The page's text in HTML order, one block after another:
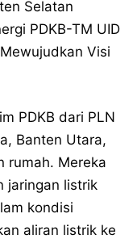
Selatan
PDKB-TM UID
Visi
PDKB dari PLN
Banten Utara,
rumah. Mereka
jaringan listrik
kondisi
aliran listrik ke